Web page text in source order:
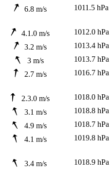
6.8 m/s
1011.5 hPa
4.1.0 m/s
1012.0 hPa
3.2 m/s
1013.4 hPa
3 m/s
1013.7 hPa
2.7 m/s
1016.7 hPa
2.3.0 m/s
1018.0 hPa
3.1 m/s
1018.8 hPa
4.9 m/s
1018.7 hPa
4.1 m/s
1019.8 hPa
3.4 m/s
1018.9 hPa